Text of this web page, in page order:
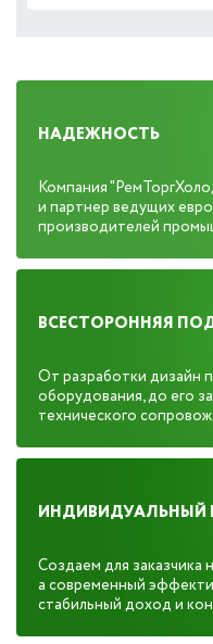
НАДЕЖНОСТЬ
Компания
и партнер ведущих
производителей
ВСЕСТОРОННЯЯ
От разработки дизайн
оборудования, до его
технического
Создаем для заказчика
а современный
стабильный доход и